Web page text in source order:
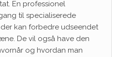
En professionel
til specialiserede
kan forbedre udseendet
De vil også have den
og hvordan man